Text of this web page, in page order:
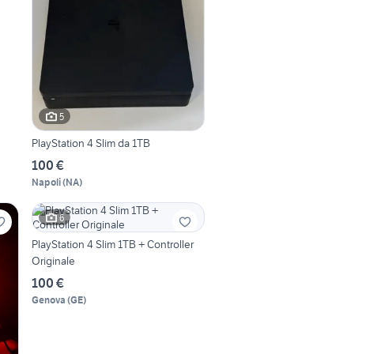
5
PlayStation 4 Slim da 1TB
100 €
Napoli(NA)
6
PlayStation 4 Slim 1TB + Controller
Originale
100 €
Genova (GE)